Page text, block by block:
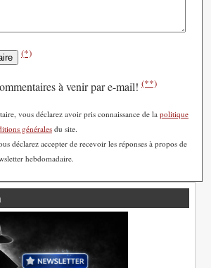
(*)
à venir par e-mail! (**)
vous déclarez avoir pris connaissance de la politique
généralesdu site.
déclarez accepter de recevoir les réponses à propos de
hebdomadaire.